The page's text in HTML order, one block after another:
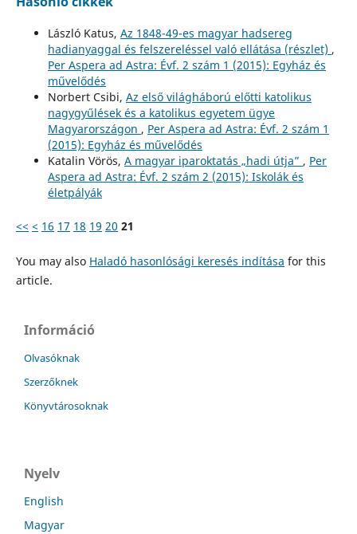
László Katus, Az 1848-49-es magyar hadsereg
hadianyaggal és felszereléssel való ellátása (részlet) ,
Per Aspera ad Astra: Évf. 2 szám 1 (2015): Egyház és
művelődés
Norbert Csibi, Az első világháború előtti katolikus
nagygyűlések és a katolikus egyetem ügye
Magyarországon , Per Aspera ad Astra: Évf. 2 szám 1
(2015): Egyház és művelődés
Katalin Vörös, A magyar iparoktatás „hadi útja” , Per
Aspera ad Astra: Évf. 2 szám 2 (2015): Iskolák és
életpályák
<< < 16 17 18 19 20 21
You may also Haladó hasonlósági keresés indítása for this
article.
Információ
Olvasóknak
Szerzőknek
Könyvtárosoknak
Nyelv
English
Magyar